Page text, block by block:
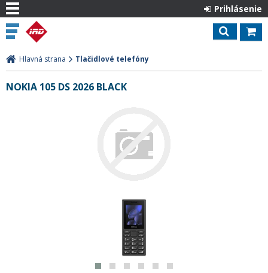
Prihlásenie
Hlavná strana Tlačidlové telefóny
NOKIA 105 DS 2026 BLACK